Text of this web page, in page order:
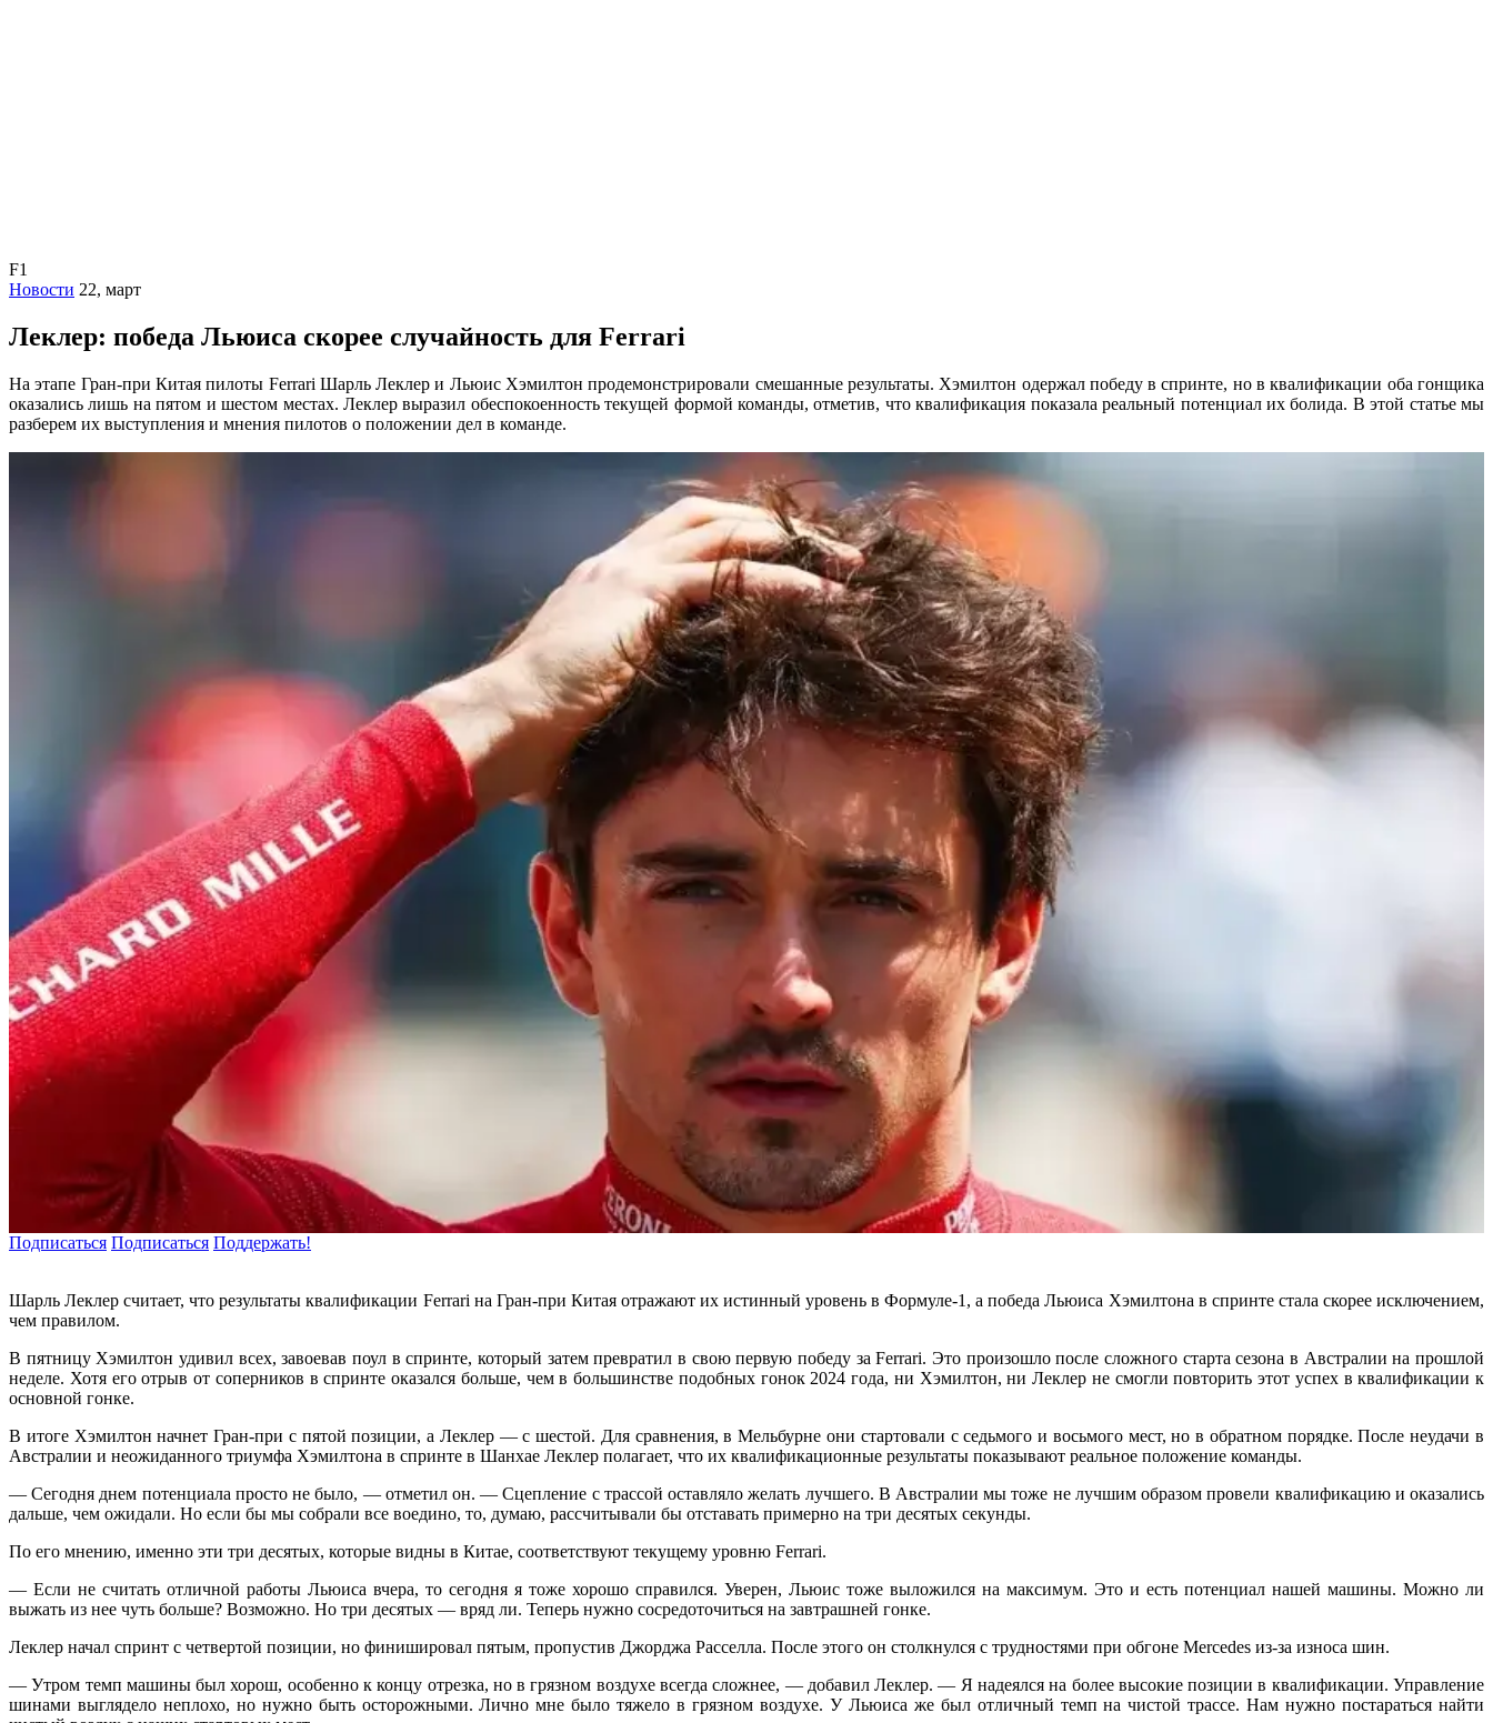
F1
Новости 22, март
Леклер: победа Льюиса скорее случайность для Ferrari
На этапе Гран-при Китая пилоты Ferrari Шарль Леклер и Льюис Хэмилтон продемонстрировали смешанные результаты. Хэмилтон одержал победу в спринте, но в квалификации оба гонщика
оказались лишь на пятом и шестом местах. Леклер выразил обеспокоенность текущей формой команды, отметив, что квалификация показала реальный потенциал их болида. В этой статье мы
разберем их выступления и мнения пилотов о положении дел в команде.
Подписаться Подписаться Поддержать!
Шарль Леклер считает, что результаты квалификации Ferrari на Гран-при Китая отражают их истинный уровень в Формуле-1, а победа Льюиса Хэмилтона в спринте стала скорее исключением,
чем правилом.
В пятницу Хэмилтон удивил всех, завоевав поул в спринте, который затем превратил в свою первую победу за Ferrari. Это произошло после сложного старта сезона в Австралии на прошлой
неделе. Хотя его отрыв от соперников в спринте оказался больше, чем в большинстве подобных гонок 2024 года, ни Хэмилтон, ни Леклер не смогли повторить этот успех в квалификации к
основной гонке.
В итоге Хэмилтон начнет Гран-при с пятой позиции, а Леклер — с шестой. Для сравнения, в Мельбурне они стартовали с седьмого и восьмого мест, но в обратном порядке. После неудачи в
Австралии и неожиданного триумфа Хэмилтона в спринте в Шанхае Леклер полагает, что их квалификационные результаты показывают реальное положение команды.
— Сегодня днем потенциала просто не было, — отметил он. — Сцепление с трассой оставляло желать лучшего. В Австралии мы тоже не лучшим образом провели квалификацию и оказались
дальше, чем ожидали. Но если бы мы собрали все воедино, то, думаю, рассчитывали бы отставать примерно на три десятых секунды.
По его мнению, именно эти три десятых, которые видны в Китае, соответствуют текущему уровню Ferrari.
— Если не считать отличной работы Льюиса вчера, то сегодня я тоже хорошо справился. Уверен, Льюис тоже выложился на максимум. Это и есть потенциал нашей машины. Можно ли
выжать из нее чуть больше? Возможно. Но три десятых — вряд ли. Теперь нужно сосредоточиться на завтрашней гонке.
Леклер начал спринт с четвертой позиции, но финишировал пятым, пропустив Джорджа Расселла. После этого он столкнулся с трудностями при обгоне Mercedes из-за износа шин.
— Утром темп машины был хорош, особенно к концу отрезка, но в грязном воздухе всегда сложнее, — добавил Леклер. — Я надеялся на более высокие позиции в квалификации. Управление
шинами выглядело неплохо, но нужно быть осторожными. Лично мне было тяжело в грязном воздухе. У Льюиса же был отличный темп на чистой трассе. Нам нужно постараться найти